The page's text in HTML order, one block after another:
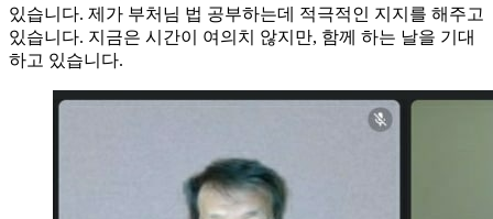
있습니다. 제가 부처님 법 공부하는데 적극적인 지지를 해주고
있습니다. 지금은 시간이 여의치 않지만, 함께 하는 날을 기대
하고 있습니다.